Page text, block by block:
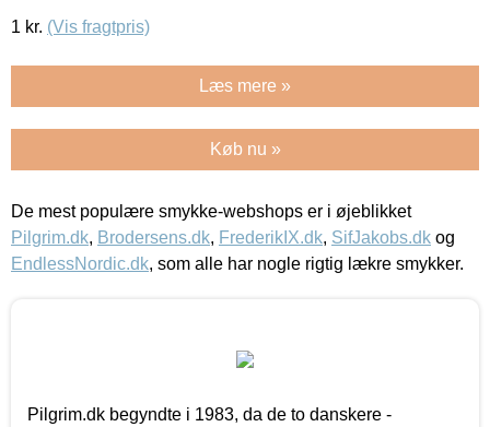
1 kr. (Vis fragtpris)
Læs mere »
Køb nu »
De mest populære smykke-webshops er i øjeblikket
Pilgrim.dk, Brodersens.dk, FrederikIX.dk, SifJakobs.dk og
EndlessNordic.dk, som alle har nogle rigtig lækre smykker.
Pilgrim.dk begyndte i 1983, da de to danskere -